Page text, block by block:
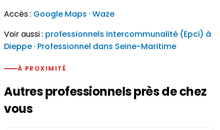
Accès : Google Maps · Waze
Voir aussi : professionnels Intercommunalité (Epci) à
Dieppe· Professionnel dans Seine-Maritime
À PROXIMITÉ
Autres professionnels près de chez
vous